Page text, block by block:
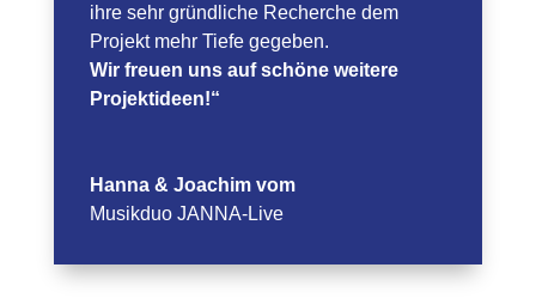
ihre sehr gründliche Recherche dem
Projekt mehr Tiefe gegeben.
Wir freuen uns auf schöne weitere
Projektideen!“
Hanna & Joachim vom
Musikduo JANNA-Live